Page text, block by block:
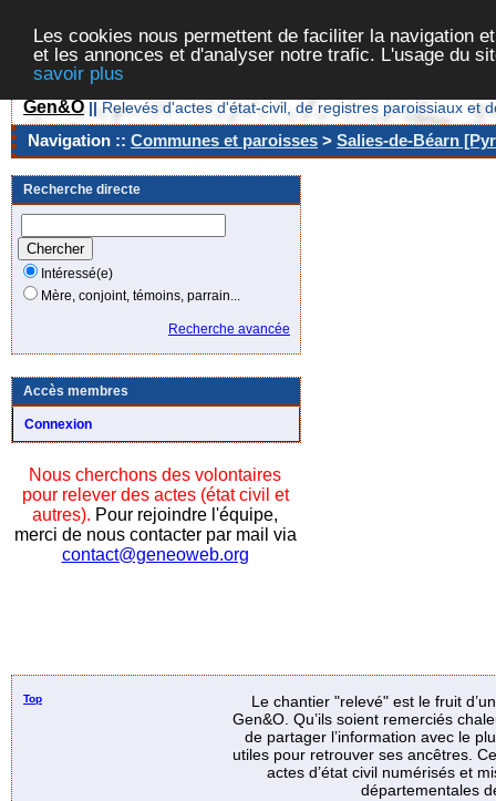
Les cookies nous permettent de faciliter la navigation
et les annonces et d'analyser notre trafic. L'usage du
savoir plus
Gen&O || Relevés d'actes d'état-civil, de registres paroissiaux et
Navigation :: Communes et paroisses > Salies-de-Béarn
Recherche directe
Intéressé(e)
Mère, conjoint, témoins, parrain...
Recherche avancée
Accès membres
Connexion
Nous cherchons des volontaires
pour relever des actes (état civil et
autres). Pour rejoindre l'équipe,
merci de nous contacter par mail via
contact@geneoweb.org
Top
Le chantier "relevé" est le fruit
Gen&O. Qu’ils soient remerciés
de partager l’information avec le
utiles pour retrouver ses ancêtres.
actes d’état civil numérisés et
départementales